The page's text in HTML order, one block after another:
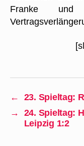
Franke und
←
23. Spieltag:
→
24. Spieltag:
Leipzig 1:2